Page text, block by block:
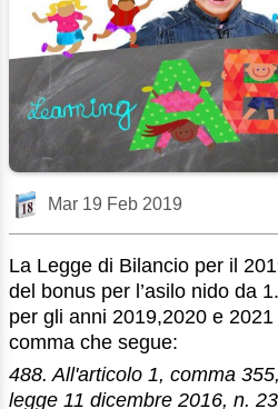
Mar 19 Feb 2019
La Legge di Bilancio per il
del bonus per l’asilo nido da
per gli anni 2019,2020 e
comma che segue:
488. All'articolo 1, comma
legge 11 dicembre 2016, n.